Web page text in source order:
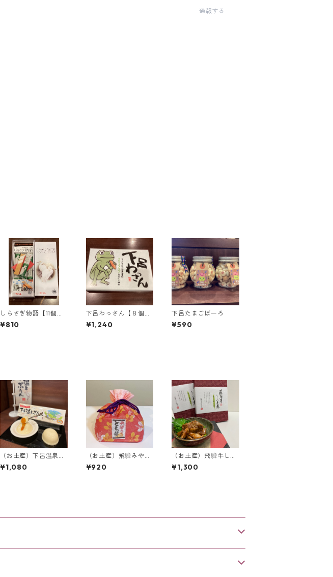
通報する
しらさぎ物語【11個入
り】
¥810
下呂わっさん【８個入
り】
¥1,240
下呂たまごぼーろ
¥590
（お土産）下呂温泉ぷ
りん【3個入り】
¥1,080
（お土産）飛騨みやげ
とち餅【5個入り】＜
飛騨限定＞
¥920
（お土産）飛騨牛しぐ
れ煮 ピリッとわさび風
味
¥1,300